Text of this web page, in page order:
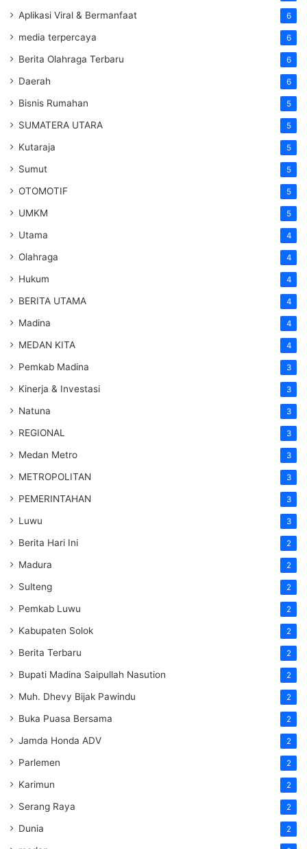
Aplikasi Viral & Bermanfaat 6
media terpercaya 6
Berita Olahraga Terbaru 6
Daerah 6
Bisnis Rumahan 5
SUMATERA UTARA 5
Kutaraja 5
Sumut 5
OTOMOTIF 5
UMKM 5
Utama 4
Olahraga 4
Hukum 4
BERITA UTAMA 4
Madina 4
MEDAN KITA 4
Pemkab Madina 3
Kinerja & Investasi 3
Natuna 3
REGIONAL 3
Medan Metro 3
METROPOLITAN 3
PEMERINTAHAN 3
Luwu 3
Berita Hari Ini 2
Madura 2
Sulteng 2
Pemkab Luwu 2
Kabupaten Solok 2
Berita Terbaru 2
Bupati Madina Saipullah Nasution 2
Muh. Dhevy Bijak Pawindu 2
Buka Puasa Bersama 2
Jamda Honda ADV 2
Parlemen 2
Karimun 2
Serang Raya 2
Dunia 2